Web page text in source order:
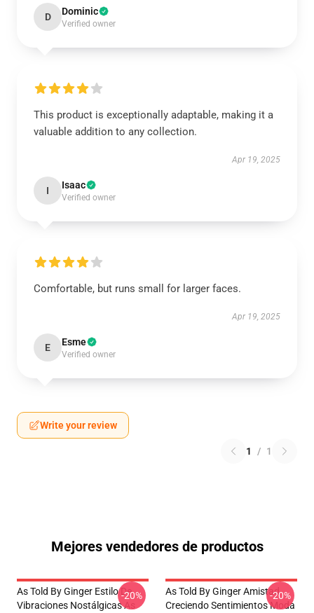
D Dominic
Verified owner
This product is exceptionally adaptable, making it a
valuable addition to any collection.
Apr 19, 2025
I Isaac
Verified owner
Comfortable, but runs small for larger faces.
Apr 19, 2025
E Esme
Verified owner
Write your review
1 / 1
Mejores vendedores de productos
As Told By Ginger Estilo De
Vibraciones Nostálgicas As
-20%
As Told By Ginger Amistad
Creciendo Sentimientos Moda
-20%